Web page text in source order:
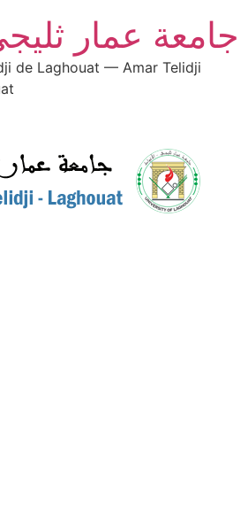
جامعة عمار
de Laghouat — Amar Telidji